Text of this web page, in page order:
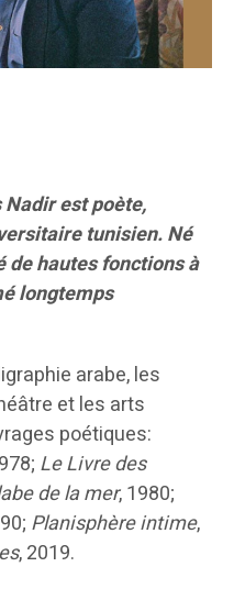
est poète,
tunisien. Né
de hautes fonctions à
longtemps
arabe, les
et les arts
poétiques:
Le Livre des
de la mer, 1980;
Planisphère intime,
, 2019.